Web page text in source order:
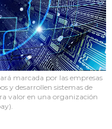
marcada por las empresas
y desarrollen sistemas de
valor en una organización